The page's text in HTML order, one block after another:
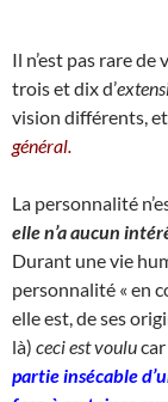
Il n’est pas rare
trois et dix d’
vision différents, et
général.
La personnalité
elle n’a aucun
Durant une vie
personnalité « en
elle est, de ses
là) ceci est voulucar
partie insécable